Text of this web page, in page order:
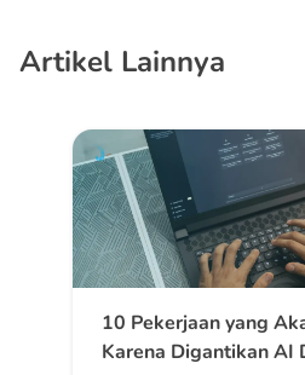
Artikel Lainnya
10 Pekerjaan yang
Karena Digantikan AI